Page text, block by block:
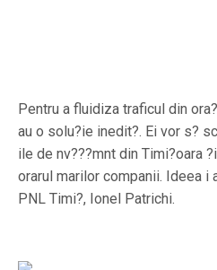
Pentru a fluidiza traficul din
au o solu?ie inedit?. Ei vor s?
ile de nv???mnt din Timi?oara
orarul marilor companii. Ideea i
PNL Timi?, Ionel Patrichi.